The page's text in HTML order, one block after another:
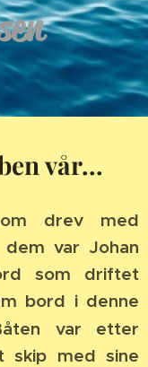
vår...
drev med
var Johan
som driftet
bord i denne
var etter
skip med sine